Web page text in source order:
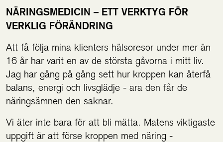
NÄRINGSMEDICIN – ETT VERKTYG FÖR
VERKLIG FÖRÄNDRING
Att få följa mina klienters hälsoresor under mer än
16 år har varit en av de största gåvorna i mitt liv.
Jag har gång på gång sett hur kroppen kan återfå
balans, energi och livsglädje - ara den får de
näringsämnen den saknar.
Vi äter inte bara för att bli mätta. Matens viktigaste
uppgift är att förse kroppen med näring -